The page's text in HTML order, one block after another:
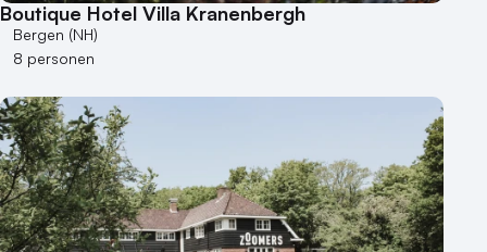
Boutique Hotel Villa Kranenbergh
Bergen (NH)
8 personen